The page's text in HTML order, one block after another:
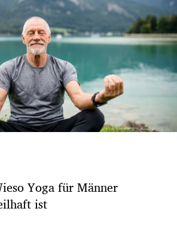
Yoga für Männer
ist